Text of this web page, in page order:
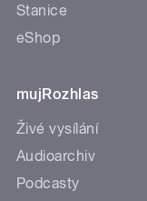
Stanice
eShop
mujRozhlas
Živé vysílání
Audioarchiv
Podcasty